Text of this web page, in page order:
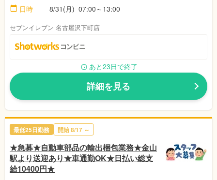
日時
8/31(月) 07:00～13:00
セブンイレブン 名古屋沢下町店
あと23日で終了
詳細を見る
最低25日勤務 開始 8/17 ～
★急募★自動車部品の輸出梱包業務★金山
駅より送迎あり★車通勤OK★日払い総支
給10400円★